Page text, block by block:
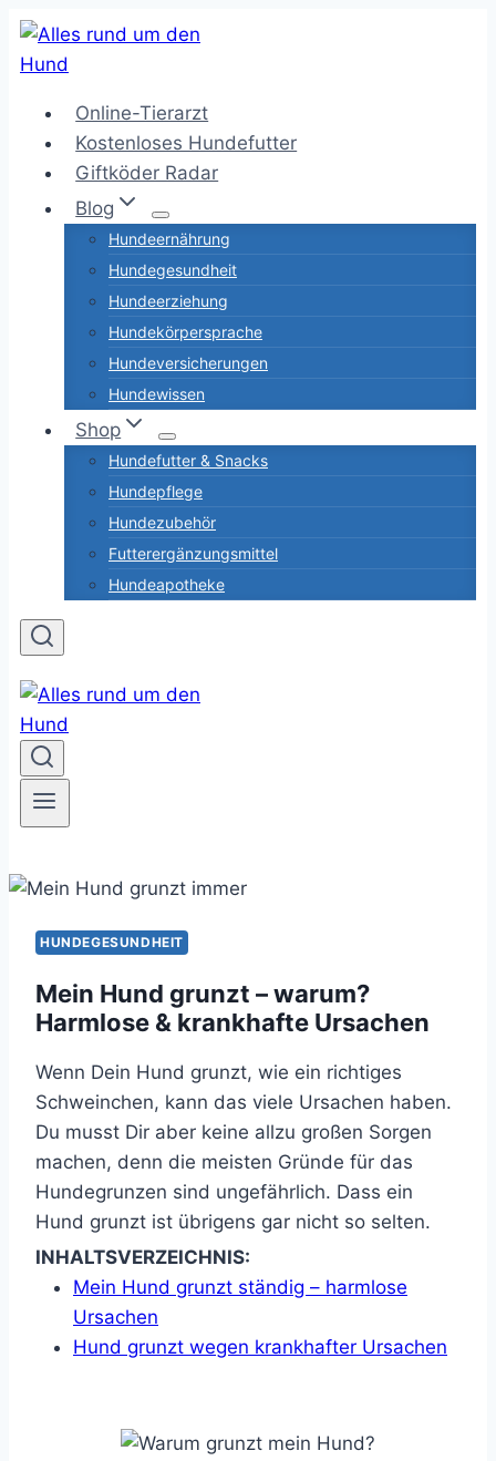
Zum
Inhalt
Online-Tierarzt
Kostenloses Hundefutter
Giftköder Radar
Blog
Hundeernährung
Hundegesundheit
Hundeerziehung
Hundekörpersprache
Hundeversicherungen
Hundewissen
Shop
Hundefutter & Snacks
Hundepflege
Hundezubehör
Futterergänzungsmittel
Hundeapotheke
HUNDEGESUNDHEIT
Mein Hund grunzt – warum?
Harmlose & krankhafte Ursachen
Wenn Dein Hund grunzt, wie ein richtiges
Schweinchen, kann das viele Ursachen haben.
Du musst Dir aber keine allzu großen Sorgen
machen, denn die meisten Gründe für das
Hundegrunzen sind ungefährlich. Dass ein
Hund grunzt ist übrigens gar nicht so selten.
INHALTSVERZEICHNIS:
Mein Hund grunzt ständig – harmlose
Ursachen
Hund grunzt wegen krankhafter Ursachen